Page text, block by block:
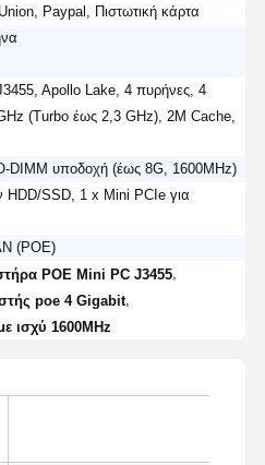
Paypal, Πιστωτική κάρτα
Apollo Lake, 4 πυρήνες, 4
(Turbo έως 2,3 GHz), 2M Cache,
DIMM υποδοχή (έως 8G, 1600MHz)
HDD/SSD, 1 x Mini PCIe για
(POE)
POE Mini PC J3455
poe 4 Gigabit
ισχύ 1600MHz